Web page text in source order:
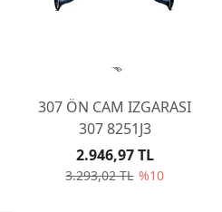
307 ÖN CAM IZGARASI
307 8251J3
3.293,02 TL %10
2.946,97 TL